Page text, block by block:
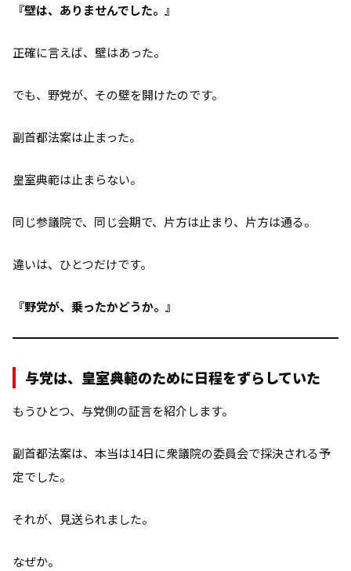
『壁は、ありませんでした。』
正確に言えば、壁はあった。
でも、野党が、その壁を開けたのです。
副首都法案は止まった。
皇室典範は止まらない。
同じ参議院で、同じ会期で、片方は止まり、片方は通る。
違いは、ひとつだけです。
『野党が、乗ったかどうか。』
与党は、皇室典範のために日程をずらしていた
もうひとつ、与党側の証言を紹介します。
副首都法案は、本当は14日に衆議院の委員会で採決される予
定でした。
それが、見送られました。
なぜか。